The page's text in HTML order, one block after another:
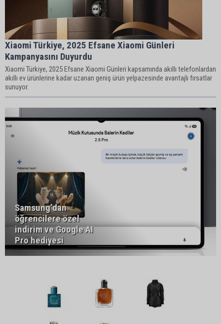
Xiaomi Türkiye, 2025 Efsane Xiaomi Günleri
Kampanyasını Duyurdu
Xiaomi Türkiye, 2025 Efsane Xiaomi Günleri kapsamında akıllı telefonlardan
akıllı ev ürünlerine kadar uzanan geniş ürün yelpazesinde avantajlı fırsatlar
sunuyor.
Samsung’dan
öğrencilere özel
indirim ve Google AI
Pro hediyesi